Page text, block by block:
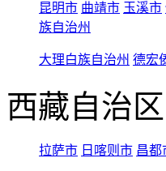
昆明市 曲靖市 玉溪市
族自治州
大理白族自治州 德宏
西藏自治区
拉萨市 日喀则市 昌都